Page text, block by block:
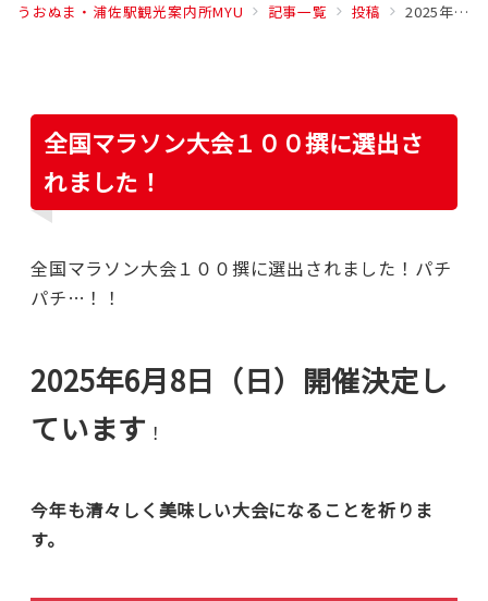
うおぬま・浦佐駅観光案内所MYU 記事一覧 投稿 2025年6月8日（日）南魚沼グルメマラソン開催！
全国マラソン大会１００撰に選出さ
れました！
全国マラソン大会１００撰に選出されました！パチ
パチ…！！
2025年6月8日（日）開催決定し
ています ！
今年も清々しく美味しい大会になることを祈りま
す。